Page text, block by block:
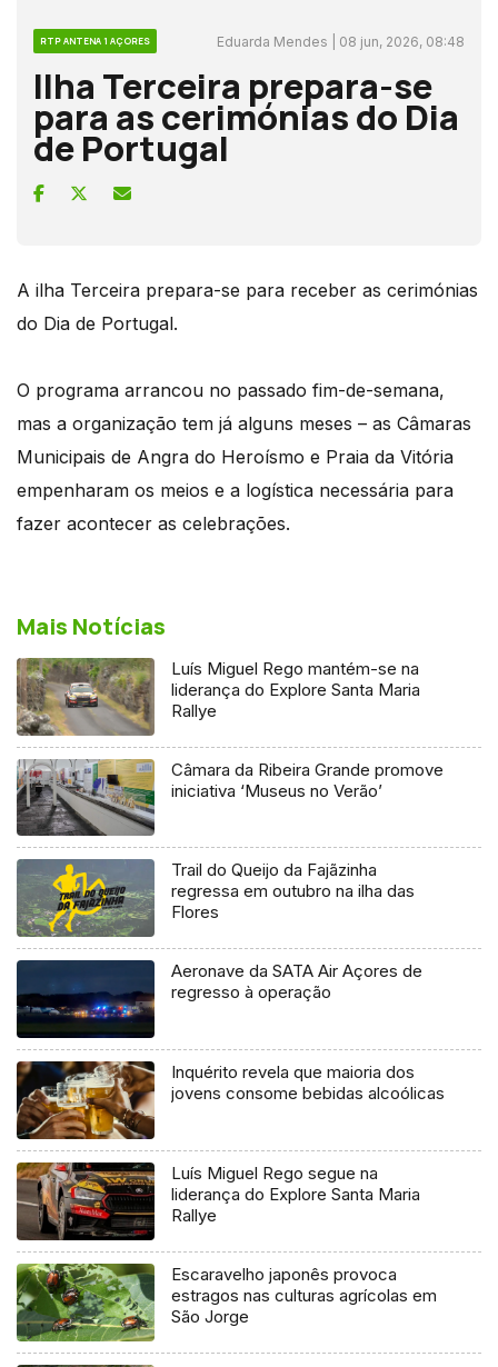
RTP ANTENA 1 AÇORES Eduarda Mendes | 08 jun, 2026, 08:48
Ilha Terceira prepara-se
para as cerimónias do Dia
de Portugal
A ilha Terceira prepara-se para receber as cerimónias
do Dia de Portugal.
O programa arrancou no passado fim-de-semana,
mas a organização tem já alguns meses – as Câmaras
Municipais de Angra do Heroísmo e Praia da Vitória
empenharam os meios e a logística necessária para
fazer acontecer as celebrações.
Mais Notícias
Luís Miguel Rego mantém-se na
liderança do Explore Santa Maria
Rallye
Câmara da Ribeira Grande promove
iniciativa ‘Museus no Verão’
Trail do Queijo da Fajãzinha
regressa em outubro na ilha das
Flores
Aeronave da SATA Air Açores de
regresso à operação
Inquérito revela que maioria dos
jovens consome bebidas alcoólicas
Luís Miguel Rego segue na
liderança do Explore Santa Maria
Rallye
Escaravelho japonês provoca
estragos nas culturas agrícolas em
São Jorge